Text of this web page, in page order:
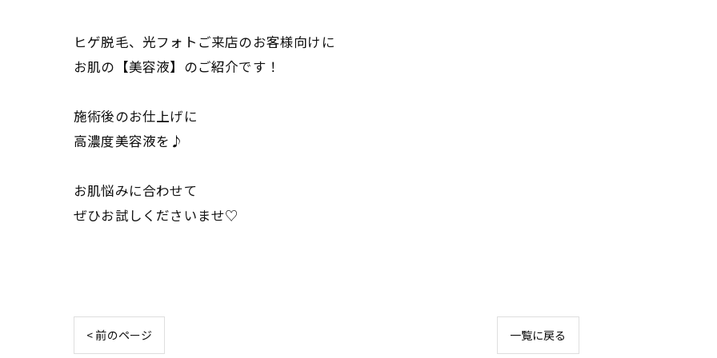
ヒゲ脱毛、光フォトご来店のお客様向けに
お肌の【美容液】のご紹介です！
施術後のお仕上げに
高濃度美容液を♪
お肌悩みに合わせて
ぜひお試しくださいませ♡
< 前のページ 一覧に戻る